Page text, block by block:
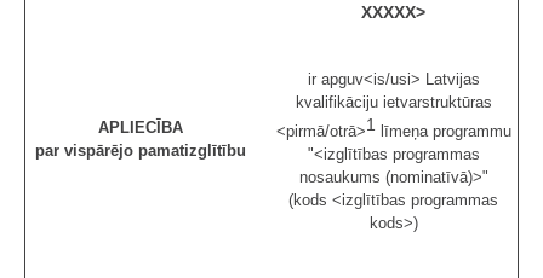
XXXXX>
APLIECĪBA
par vispārējo pamatizglītību
ir apguv<is/usi> Latvijas
kvalifikāciju ietvarstruktūras
<pirmā/otrā>1
līmeņa programmu
"<izglītības programmas
nosaukums (nominatīvā)>"
(kods <izglītības programmas
kods>)